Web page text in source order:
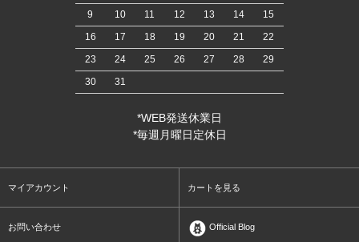
9
10 11 12 13 14
15
16
17 18 19 20 21
22
23
24 25 26 27 28
29
30
31
*WEB発送休業日
*毎週月曜日定休日
マイアカウント カートを見る
お問い合わせ Official Blog